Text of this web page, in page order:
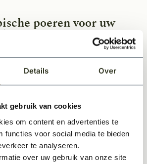
Details Over
gebruik van cookies
om content en advertenties te
functies voor social media te bieden
te analyseren.
over uw gebruik van onze site
poeren voor uw
een authentieke uitstraling geven?
poeren is dat een fluitje van een
poeren zijn geïnspireerd op de
regio en voegen een vleugje
en duurzame kwaliteit maken
van gemetselde